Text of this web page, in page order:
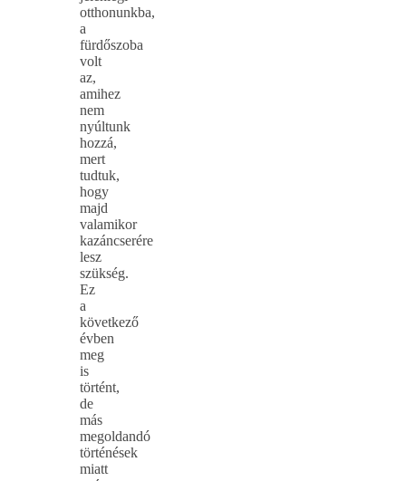
otthonunkba,
a
fürdőszoba
volt
az,
amihez
nem
nyúltunk
hozzá,
mert
tudtuk,
hogy
majd
valamikor
kazáncserére
lesz
szükség.
Ez
a
következő
évben
meg
is
történt,
de
más
megoldandó
történések
miatt